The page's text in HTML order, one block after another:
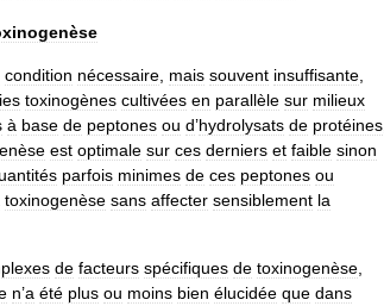
condition nécessaire mais souvent insuffisante
toxinogènes cultivées en parallèle sur milieux
à base de peptones ou d’hydrolysats de protéines
est optimale sur ces derniers et faible sinon
parfois minimes de ces peptones ou
toxinogenèse sans affecter sensiblement la
de facteurs spécifiques de toxinogenèse
n’a été plus ou moins bien élucidée que dans